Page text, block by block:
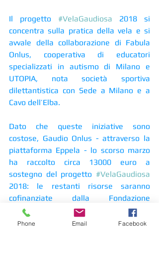
Il progetto #VelaGaudiosa 2018 si
concentra sulla pratica della vela e si
avvale della collaborazione di Fabula
Onlus, cooperativa di educatori
specializzati in autismo di Milano e
UTOPIA, nota società sportiva
dilettantistica con Sede a Milano e a
Cavo dell’Elba.
Dato che queste iniziative sono
costose, Gaudio Onlus - attraverso la
piattaforma Eppela - lo scorso marzo
ha raccolto circa 13000 euro a
sostegno del progetto #VelaGaudiosa
2018: le restanti risorse saranno
cofinanziate dalla Fondazione
Vodafone e da Gaudio Onlus.
Phone Email Facebook